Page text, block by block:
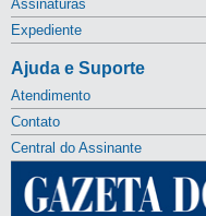
Assinaturas
Expediente
Ajuda e Suporte
Atendimento
Contato
Central do Assinante